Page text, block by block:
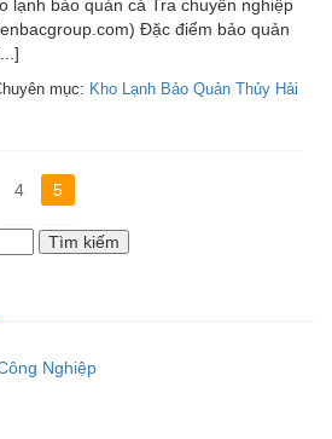
lạnh bảo quản cá Tra chuyên nghiệp
Đặc điểm bảo quản
mục: Kho Lạnh Bảo Quản Thủy Hải
4 5
Nghiệp